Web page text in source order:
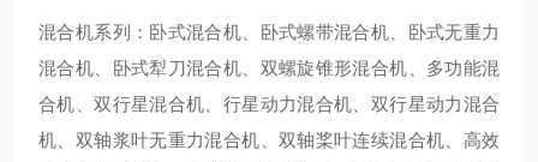
混合机系列：卧式混合机、卧式螺带混合机、卧式无重力
混合机、卧式犁刀混合机、双螺旋锥形混合机、多功能混
合机、双行星混合机、行星动力混合机、双行星动力混合
机、双轴浆叶无重力混合机、双轴桨叶连续混合机、高效